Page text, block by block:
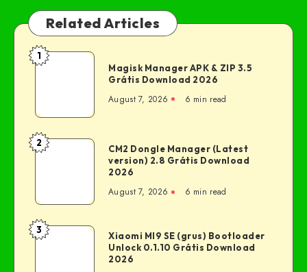
Related Articles
1
Magisk Manager APK & ZIP 3.5
Grátis Download 2026
August 7, 2026 6 min read
2
CM2 Dongle Manager (Latest
version) 2.8 Grátis Download
2026
August 7, 2026 6 min read
3
Xiaomi MI9 SE (grus) Bootloader
Unlock 0.1.10 Grátis Download
2026